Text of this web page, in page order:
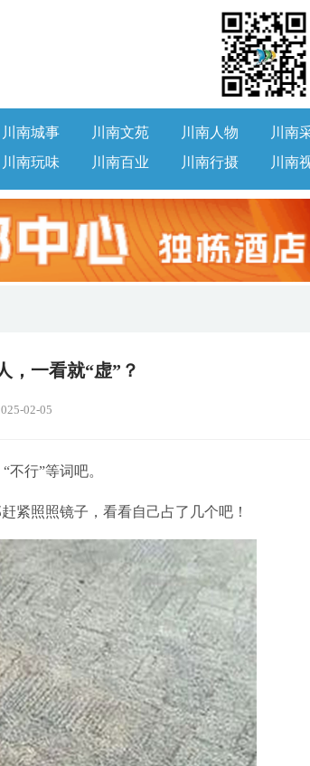
川南城事 川南文苑 川南人物
川南
川南玩味
川南百业 川南行摄 川南
，一看就“虚”？
02-05
行”等词吧。
照照镜子，看看自己占了几个吧！